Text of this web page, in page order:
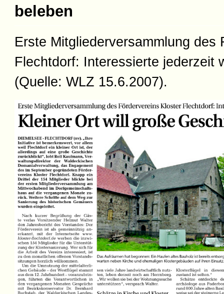
beleben
Erste Mitgliederversammlung des
Flechtdorf: Interessierte jederzeit
(Quelle: WLZ 15.6.2007).